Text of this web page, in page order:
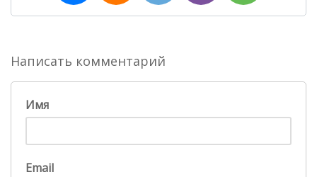
Написать комментарий
Имя
Email